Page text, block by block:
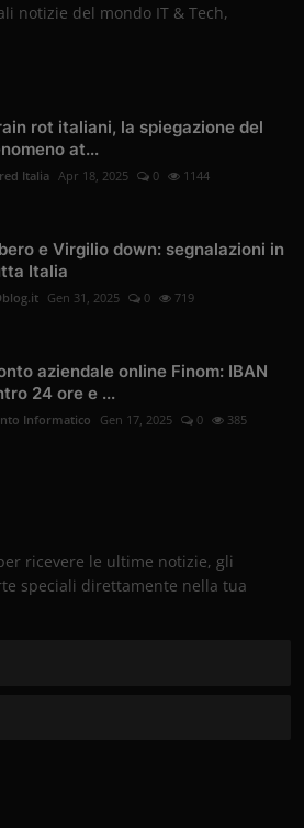
notizie del mondo IT & Tech,
rot italiani, la spiegazione del
at...
Italia Apr 18, 2025 0 1144
e Virgilio down: segnalazioni in
Italia
Gen 31, 2025 0 719
aziendale online Finom: IBAN
24 ore e ...
Informatico Gen 17, 2025 0 385
ricevere le ultime notizie, gli
speciali direttamente nella tua